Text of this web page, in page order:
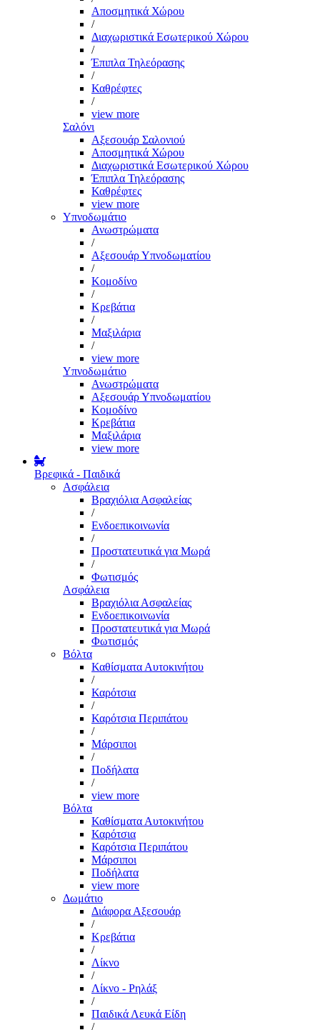
Αποσμητικά Χώρου
/
Διαχωριστικά Εσωτερικού Χώρου
/
Έπιπλα Τηλεόρασης
/
Καθρέφτες
/
view more
Σαλόνι
Αξεσουάρ Σαλονιού
Αποσμητικά Χώρου
Διαχωριστικά Εσωτερικού Χώρου
Έπιπλα Τηλεόρασης
Καθρέφτες
view more
Υπνοδωμάτιο
Ανωστρώματα
/
Αξεσουάρ Υπνοδωματίου
/
Κομοδίνο
/
Κρεβάτια
/
Μαξιλάρια
/
view more
Υπνοδωμάτιο
Ανωστρώματα
Αξεσουάρ Υπνοδωματίου
Κομοδίνο
Κρεβάτια
Μαξιλάρια
view more
Βρεφικά - Παιδικά
Ασφάλεια
Βραχιόλια Ασφαλείας
/
Ενδοεπικοινωνία
/
Προστατευτικά για Μωρά
/
Φωτισμός
Ασφάλεια
Βραχιόλια Ασφαλείας
Ενδοεπικοινωνία
Προστατευτικά για Μωρά
Φωτισμός
Βόλτα
Καθίσματα Αυτοκινήτου
/
Καρότσια
/
Καρότσια Περιπάτου
/
Μάρσιποι
/
Ποδήλατα
/
view more
Βόλτα
Καθίσματα Αυτοκινήτου
Καρότσια
Καρότσια Περιπάτου
Μάρσιποι
Ποδήλατα
view more
Δωμάτιο
Διάφορα Αξεσουάρ
/
Κρεβάτια
/
Λίκνο
/
Λίκνο - Ρηλάξ
/
Παιδικά Λευκά Είδη
/